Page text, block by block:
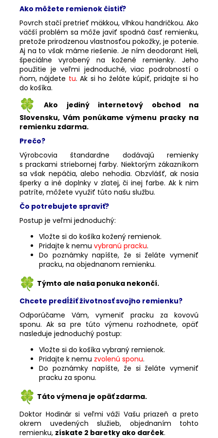
Ako môžete remienok čistiť?
Povrch stačí pretrieť mäkkou, vlhkou handričkou. Ako
väčší problém sa môže javiť spodná časť remienku,
pretože prirodzenou vlastnosťou pokožky, je potenie.
Aj na to však máme riešenie. Je ním deodorant Heli,
špeciálne vyrobený na kožené remienky. Jeho
použitie je veľmi jednoduché, viac podrobností o
ňom, nájdete tu. Ak si ho želáte kúpiť, pridajte si ho
do košíka.
Ako jediný internetový obchod na
Slovensku, Vám ponúkame výmenu pracky na
remienku zdarma.
Prečo?
Výrobcovia štandardne dodávajú remienky
s prackami striebornej farby. Niektorým zákazníkom
sa však nepáčia, alebo nehodia. Obzvlášť, ak nosia
šperky a iné doplnky v zlatej, či inej farbe. Ak k nim
patríte, môžete využiť túto našu službu.
Čo potrebujete spraviť?
Postup je veľmi jednoduchý:
Vložte si do košíka kožený remienok.
Pridajte k nemu vybranú pracku.
Do poznámky napíšte, že si želáte vymeniť
pracku, na objednanom remienku.
Týmto ale naša ponuka nekončí.
Chcete predĺžiť životnosť svojho remienku?
Odporúčame Vám, vymeniť pracku za kovovú
sponu. Ak sa pre túto výmenu rozhodnete, opäť
nasleduje jednoduchý postup:
Vložte si do košíka vybraný remienok.
Pridajte k nemu zvolenú sponu.
Do poznámky napíšte, že si želáte vymeniť
pracku za sponu.
Táto výmena je opäť zdarma.
Doktor Hodinár si veľmi váži Vašu priazeň a preto
okrem uvedených služieb, objednaním tohto
remienku, získate 2 baretky ako darček.